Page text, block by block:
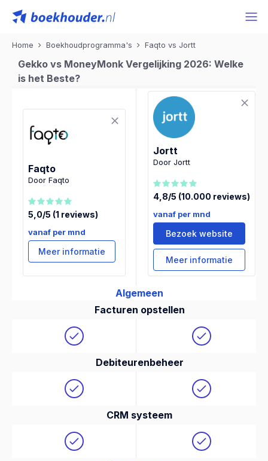
Home Boekhoudprogramma's Faqto vs Jortt
Gekko vs MoneyMonk Vergelijking 2026: Welke
is het Beste?
Faqto
Door Faqto
5,0/5 (1 reviews)
vanaf per mnd
Meer informatie
Jortt
Door Jortt
4,8/5 (10.000 reviews)
vanaf per mnd
Bezoek website
Meer informatie
Algemeen
Facturen opstellen
Debiteurenbeheer
CRM systeem